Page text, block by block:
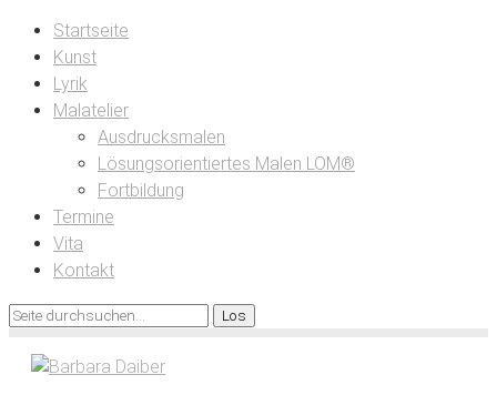
Startseite
Kunst
Lyrik
Malatelier
Ausdrucksmalen
Lösungsorientiertes Malen LOM®
Fortbildung
Termine
Vita
Kontakt